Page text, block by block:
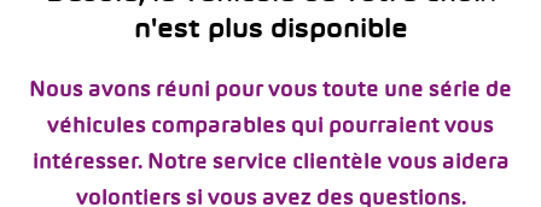
n'est plus disponible
Nous avons réuni pour vous toute une série de
véhicules comparables qui pourraient vous
intéresser. Notre service clientèle vous aidera
volontiers si vous avez des questions.